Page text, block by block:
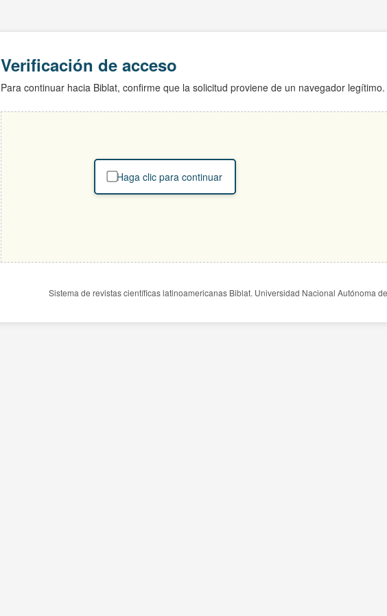
Verificación de acceso
Para continuar hacia Biblat, confirme que la solicitud proviene de un navegador legítimo.
Haga clic para continuar
Sistema de revistas científicas latinoamericanas Biblat. Universidad Nacional Autónoma